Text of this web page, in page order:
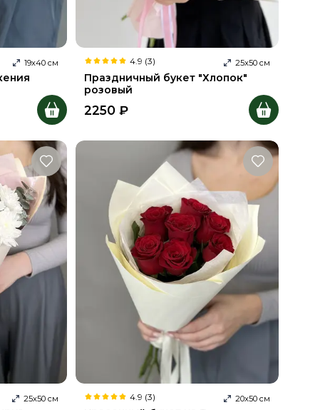
19х40 см 4.9 (3) 25х50см
Праздничный букет "Хлопок"
розовый
2250 ₽
25х50 см 4.9 (3) 20х50см